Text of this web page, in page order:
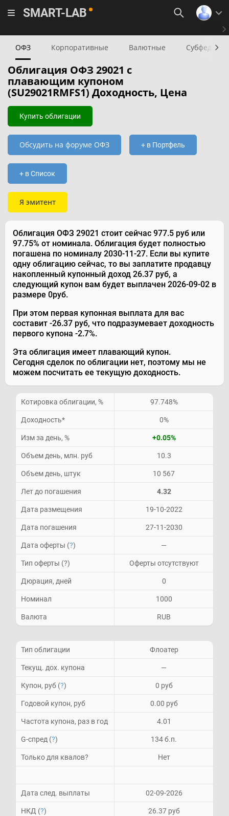
SMART-LAB
ОФЗ Корпоративные Валютные
Облигация ОФЗ 29021 с
плавающим купоном
(SU29021RMFS1) Доходность, Цена
Купить облигации
Обсудить на форуме ОФЗ + в Портфель
+ в Список
Я эмитент
Облигация ОФЗ 29021 стоит сейчас 977.5 руб или
97.75% от номинала. Облигация будет полностью
погашена по номиналу 2030-11-27. Если вы купите
одну облигацию сейчас, то вы заплатите продавцу
накопленный купонный доход 26.37 руб, а
следующий купон вам будет выплачен 2026-09-02 в
размере 0руб.
При этом первая купонная выплата для вас
составит -26.37 руб, что подразумевает доходность
первого купона -2.7%.
Эта облигация имеет плавающий купон.
Сегодня сделок по облигации нет, поэтому мы не
можем посчитать ее текущую доходность.
Котировка облигации, % 97.748%
Доходность* 0%
Изм за день, % +0.05%
Объем день, млн. руб 10.3
Объем день, штук 10 567
Лет до погашения 4.32
Дата размещения 19-10-2022
Дата погашения 27-11-2030
Дата оферты (?) —
Тип оферты (?) Оферты отсутствуют
Дюрация, дней 0
Номинал 1000
Валюта RUB
Тип облигации Флоатер
Текущ. дох. купона —
Купон, руб (?) 0 руб
Годовой купон, руб 0.00 руб
Частота купона, раз в год 4.01
G-спред (?) 134 б.п.
Только для квалов? Нет
Дата след. выплаты 02-09-2026
НКД (?) 26.37 руб